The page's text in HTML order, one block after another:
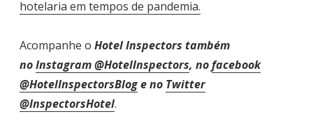
hotelaria em tempos de pandemia.
Acompanhe o Hotel Inspectors também
noInstagram @HotelInspectors, nofacebook
@HotelInspectorsBloge no Twitter
@InspectorsHotel.